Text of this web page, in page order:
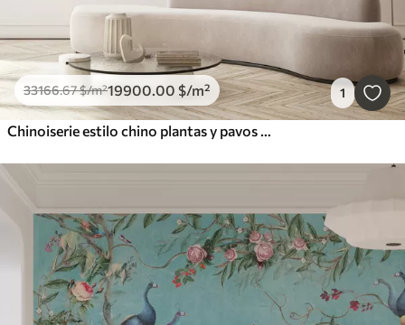
33166.67$/m²19900.00 $/m² 1
Chinoiserie estilo chino plantas y pavos reales